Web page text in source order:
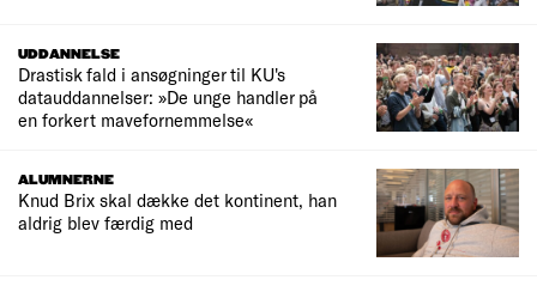
UDDANNELSE
Drastisk fald i ansøgninger til KU's
datauddannelser: »De unge handler på
en forkert mavefornemmelse«
ALUMNERNE
Knud Brix skal dække det kontinent, han
aldrig blev færdig med